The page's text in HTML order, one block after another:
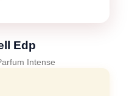
Edp
Intense